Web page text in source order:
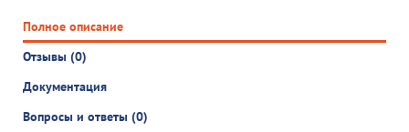
Полное описание
Отзывы (0)
Документация
Вопросы и ответы (0)